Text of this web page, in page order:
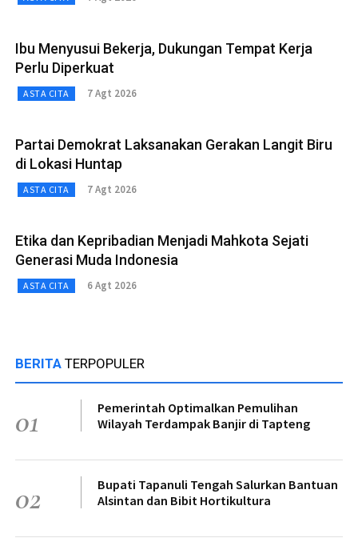
Ibu Menyusui Bekerja, Dukungan Tempat Kerja
Perlu Diperkuat
ASTA CITA 7 Agt 2026
Partai Demokrat Laksanakan Gerakan Langit Biru
di Lokasi Huntap
ASTA CITA 7 Agt 2026
Etika dan Kepribadian Menjadi Mahkota Sejati
Generasi Muda Indonesia
ASTA CITA 6 Agt 2026
BERITA TERPOPULER
01
Pemerintah Optimalkan Pemulihan
Wilayah Terdampak Banjir di Tapteng
02
Bupati Tapanuli Tengah Salurkan Bantuan
Alsintan dan Bibit Hortikultura